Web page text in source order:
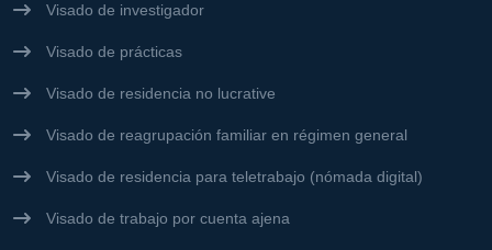
Visado de investigador
Visado de prácticas
Visado de residencia no lucrative
Visado de reagrupación familiar en régimen general
Visado de residencia para teletrabajo (nómada digital)
Visado de trabajo por cuenta ajena